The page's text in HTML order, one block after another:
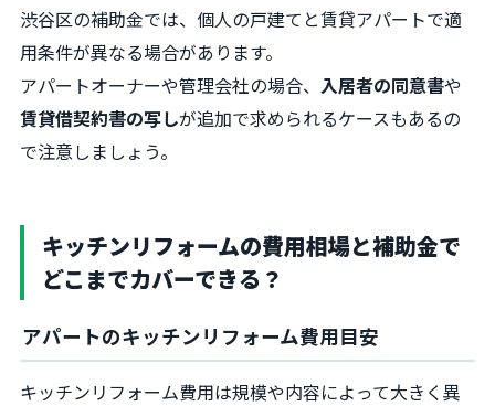
渋谷区の補助金では、個人の戸建てと賃貸アパートで適
用条件が異なる場合があります。
アパートオーナーや管理会社の場合、 入居者の同意書や
賃貸借契約書の写しが追加で求められるケースもあるの
で注意しましょう。
キッチンリフォームの費用相場と補助金で
どこまでカバーできる？
アパートのキッチンリフォーム費用目安
キッチンリフォーム費用は規模や内容によって大きく異